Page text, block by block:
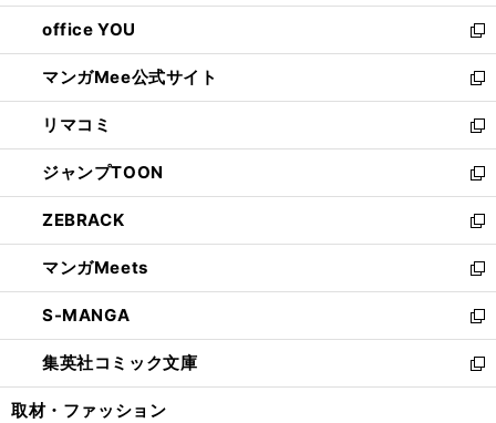
開
く
ウ
で
開
く
ウ
ィ
ン
ド
ウ
で
開
く
し
い
ウ
ィ
ン
ド
ウ
で
開
く
office YOU
新
し
い
ウ
ィ
ン
ド
ウ
で
開
く
マンガMee公式サイト
新
し
い
ウ
ィ
ン
ド
ウ
で
開
く
リマコミ
新
し
い
ウ
ィ
ン
ド
ウ
で
開
く
ジャンプTOON
新
し
い
ウ
ィ
ン
ド
ウ
で
開
ZEBRACK
新
し
い
ウ
ィ
ン
ド
ウ
マンガMeets
新
し
い
ウ
ィ
ン
S-MANGA
新
し
い
ウ
集英社コミック文庫
新
し
取材・ファッション